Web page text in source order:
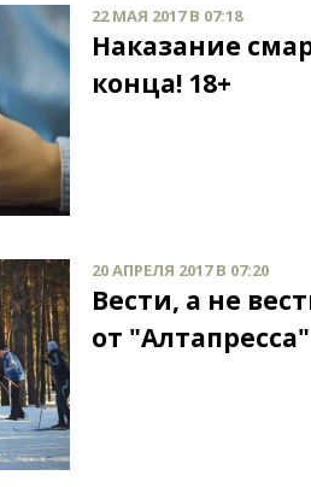
22 МАЯ 2017 В 07:18
Наказание
конца! 18+
20 АПРЕЛЯ 2017 В 07:20
Вести, а не
от "Алтапресса"